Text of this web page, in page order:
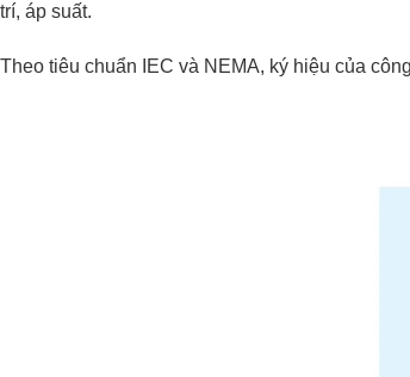
trí, áp suất.
Theo tiêu chuẩn IEC và NEMA, ký hiệu của